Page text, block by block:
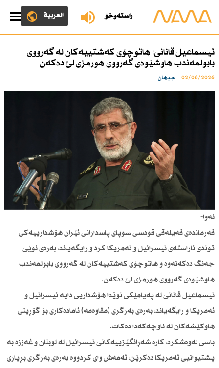
ڕاستەوخۆ العربية
ئیسماعیل قائانی: هاتوچۆی كەشتییەكان لە گەرووی
بابولمەندب هاوشێوەی گەرووی هورمزی لێ دەكەن
02/06/2026 جیهان
نەوا-
فەرماندەی فەیلەقی قودسی سوپای پاسدارانی ئێران هۆشدارییەكی
توندی ئاراستەی ئیسرائیل و ئەمریكا كرد و رایگەیاند، بەرەی نوێی
جەنگ دەكەنەوە و هاتوچۆی كەشتییەكان لە گەرووی بابولمەندب
هاوشێوەی گەرووی هورمزی لێ دەكەن.
ئیسماعیل قائانی لە پەیامێكی نوێدا هۆشداریی دایە ئیسرائیل و
ئەمریكا و رایگەیاند، بەرەی بەرگری (مقاوەمە) ئامادەكاری بۆ گۆڕینی
هاوكێشەكان لە ناوچەكەدا دەكات.
باسی لەوەشكرد، كارە شەڕانگێزییەكانی ئیسرائیل لە لوبنان و غەززە بە
پشتیوانیی ئەمریكا دەكرێن، ئەمەش وای كردووە بەرەی بەرگری بڕیاری